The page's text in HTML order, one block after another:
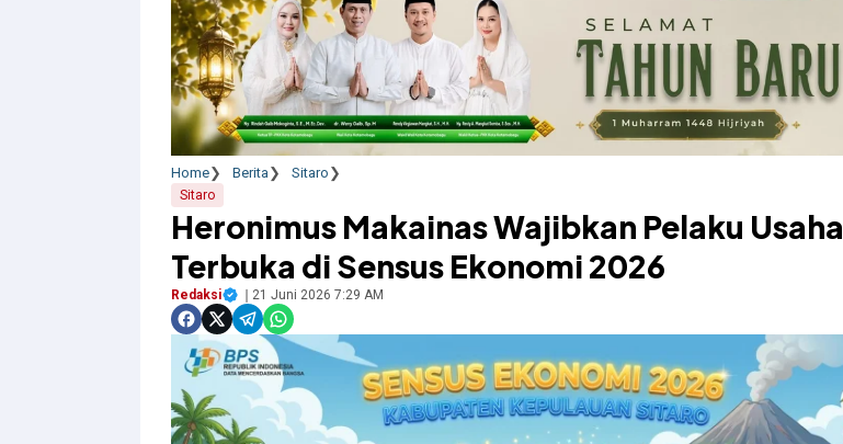
Home Berita Sitaro
Sitaro
Heronimus Makainas Wajibkan Pelaku Usaha
Terbuka di Sensus Ekonomi 2026
Redaksi 21 Juni 2026 7:29 AM